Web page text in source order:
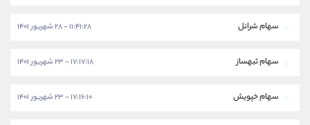
سهام شرانل ۱۱:۴۱:۲۸ - ۲۸ شهریور ۱۴۰۱
سهام ثبهساز ۱۷:۱۷:۱۸ - ۲۳ شهریور ۱۴۰۱
سهام خپویش ۱۷:۱۶:۱۰ - ۲۳ شهریور ۱۴۰۱